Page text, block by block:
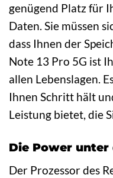
genügend Platz für
Daten. Sie müssen
dass Ihnen der
Note 13 Pro 5G ist
allen Lebenslagen.
Ihnen Schritt hält
Leistung bietet, die
Die Power unter
Der Prozessor des